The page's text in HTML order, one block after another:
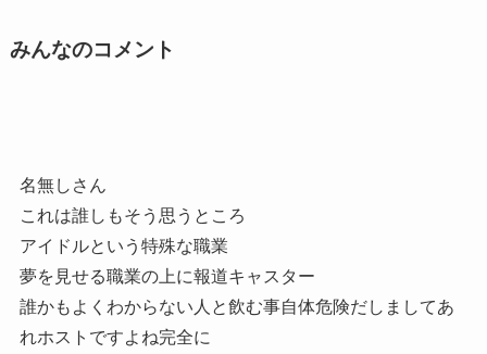
みんなのコメント
名無しさん
これは誰しもそう思うところ
アイドルという特殊な職業
夢を見せる職業の上に報道キャスター
誰かもよくわからない人と飲む事自体危険だしましてあ
れホストですよね完全に